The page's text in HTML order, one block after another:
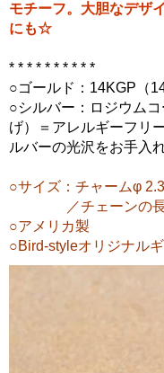
モチーフ。大胆なデザ
にも☆
* * * * * * * * * *
○ゴールド：14KGP（
○シルバー：ロジウム
げ）＝アレルギーフリ
ルバーの光沢をお手入
○サイズ：チャームφ
／チェーンの長
○アメリカ製
○Bird-styleオリジナル